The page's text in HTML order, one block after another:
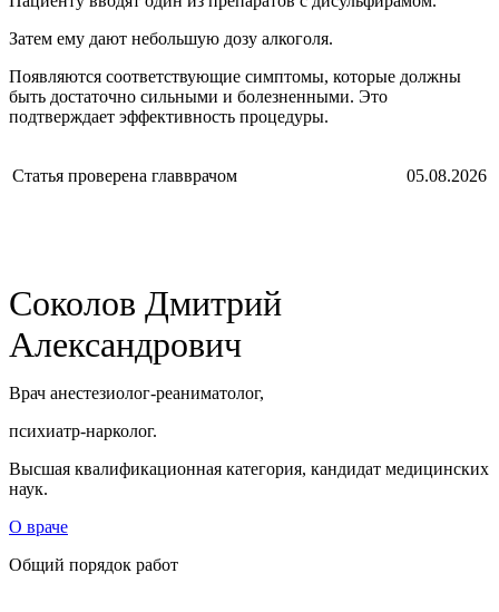
Затем ему дают небольшую дозу алкоголя.
Появляются соответствующие симптомы, которые должны
быть достаточно сильными и болезненными. Это
подтверждает эффективность процедуры.
Статья проверена главврачом 05.08.2026
Соколов Дмитрий
Александрович
Врач анестезиолог-реаниматолог,
психиатр-нарколог.
Высшая квалификационная категория, кандидат медицинских
наук.
О враче
Общий порядок работ